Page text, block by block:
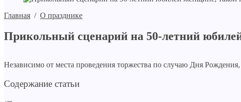
Главная / О празднике
Прикольный сценарий на 50-летний
Независимо от места проведения торжества по случаю Дня
Содержание статьи